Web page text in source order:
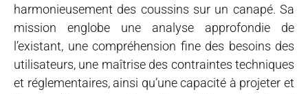
harmonieusement des coussins sur un canapé. Sa
mission englobe une analyse approfondie de
l’existant, une compréhension fine des besoins des
utilisateurs, une maîtrise des contraintes techniques
et réglementaires, ainsi qu’une capacité à projeter et